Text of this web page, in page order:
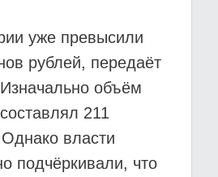
уже превысили
рублей, передаёт
объём
211
власти
подчёркивали, что